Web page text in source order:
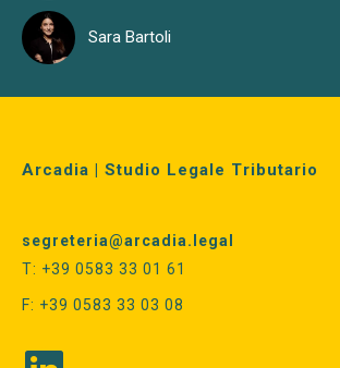
Sara Bartoli
Arcadia | Studio Legale Tributario
segreteria@arcadia.legal
T: +39 0583 33 01 61
F: +39 0583 33 03 08